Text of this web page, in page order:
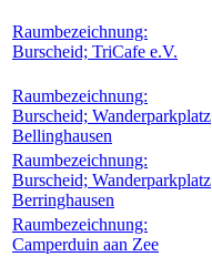
Raumbezeichnung:
Burscheid; TriCafe e.V.
Raumbezeichnung:
Burscheid; Wanderparkplatz
Bellinghausen
Raumbezeichnung:
Burscheid; Wanderparkplatz
Berringhausen
Raumbezeichnung:
Camperduin aan Zee